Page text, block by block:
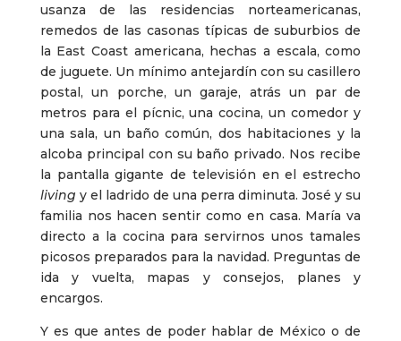
usanza de las residencias norteamericanas,
remedos de las casonas típicas de suburbios de
la East Coast americana, hechas a escala, como
de juguete. Un mínimo antejardín con su casillero
postal, un porche, un garaje, atrás un par de
metros para el pícnic, una cocina, un comedor y
una sala, un baño común, dos habitaciones y la
alcoba principal con su baño privado. Nos recibe
la pantalla gigante de televisión en el estrecho
living y el ladrido de una perra diminuta. José y su
familia nos hacen sentir como en casa. María va
directo a la cocina para servirnos unos tamales
picosos preparados para la navidad. Preguntas de
ida y vuelta, mapas y consejos, planes y
encargos.
Y es que antes de poder hablar de México o de